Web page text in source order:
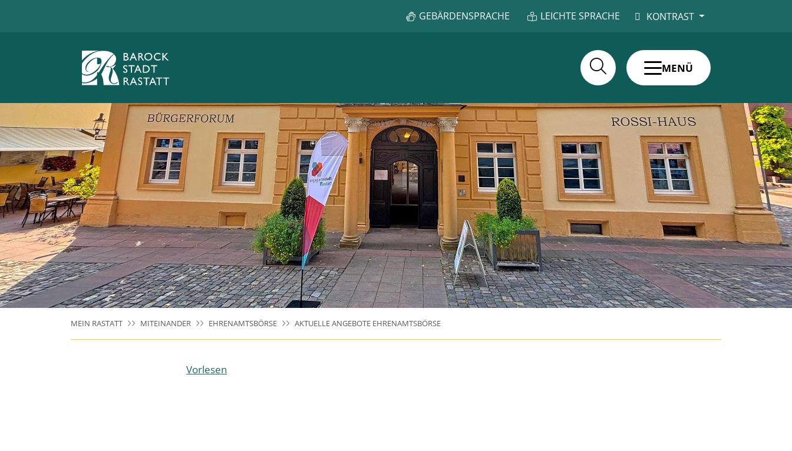
GEBÄRDENSPRACHE LEICHTE SPRACHE KONTRAST
MENÜ
MEIN RASTATT MITEINANDER EHRENAMTSBÖRSE AKTUELLE ANGEBOTE EHRENAMTSBÖRSE
Vorlesen